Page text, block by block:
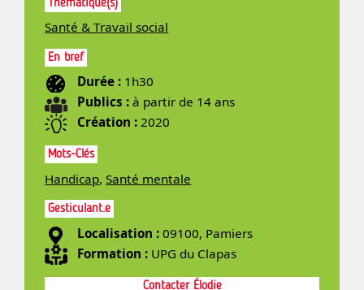
Thématique(s)
Santé & Travail social
En bref
Durée : 1h30
Publics :à partir de 14 ans
Création :2020
Mots-Clés
Handicap,Santé mentale
Gesticulant.e
Localisation :09100, Pamiers
Formation : UPG du Clapas
Contacter Élodie